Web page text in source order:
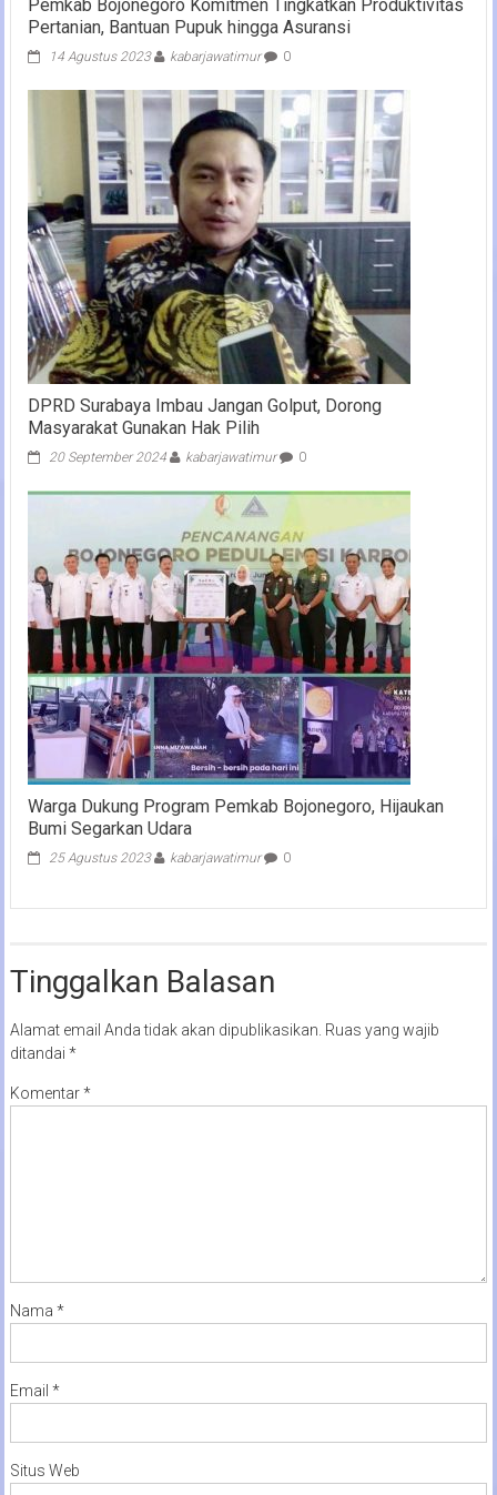
Pemkab Bojonegoro Komitmen Tingkatkan Produktivitas
Pertanian, Bantuan Pupuk hingga Asuransi
14 Agustus 2023 kabarjawatimur 0
DPRD Surabaya Imbau Jangan Golput, Dorong
Masyarakat Gunakan Hak Pilih
20 September 2024 kabarjawatimur 0
Warga Dukung Program Pemkab Bojonegoro, Hijaukan
Bumi Segarkan Udara
25 Agustus 2023 kabarjawatimur 0
Tinggalkan Balasan
Alamat email Anda tidak akan dipublikasikan. Ruas yang wajib
ditandai *
Komentar*
Nama *
Email *
Situs Web